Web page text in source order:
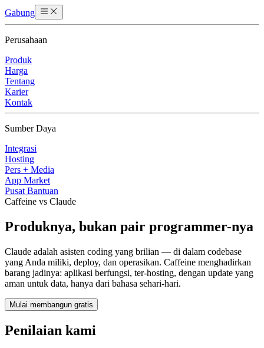
Gabung
Perusahaan
Produk
Harga
Tentang
Karier
Kontak
Sumber Daya
Integrasi
Hosting
Pers + Media
App Market
Pusat Bantuan
Caffeine vs Claude
Produknya, bukan pair programmer-nya
Claude adalah asisten coding yang brilian — di dalam codebase
yang Anda miliki, deploy, dan operasikan. Caffeine menghadirkan
barang jadinya: aplikasi berfungsi, ter-hosting, dengan update yang
aman untuk data, hanya dari bahasa sehari-hari.
Mulai membangun gratis
Penilaian kami